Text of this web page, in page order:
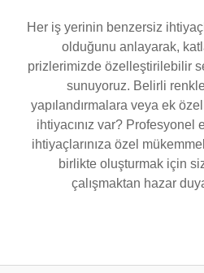
Her iş yerinin benzersiz
olduğunu anlayarak,
prizlerimizde özelleştirilebilir
sunuyoruz. Belirli
yapılandırmalara veya ek
ihtiyacınız var? Profesyonel
ihtiyaçlarınıza özel
birlikte oluşturmak için
çalışmaktan hazar